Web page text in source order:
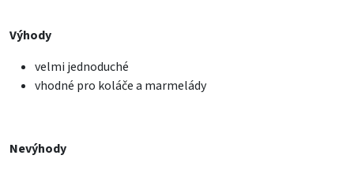
Výhody
velmi jednoduché
vhodné pro koláče a marmelády
Nevýhody